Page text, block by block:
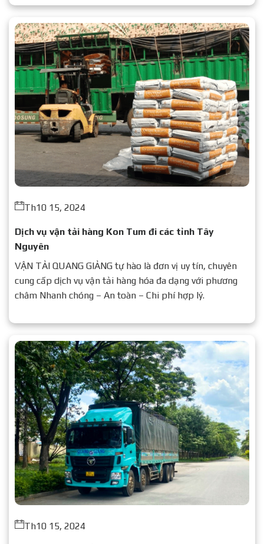
Th10 15, 2024
Dịch vụ vận tải hàng Kon Tum đi các tỉnh Tây
Nguyên
VẬN TẢI QUANG GIẢNG tự hào là đơn vị uy tín, chuyên
cung cấp dịch vụ vận tải hàng hóa đa dạng với phương
châm Nhanh chóng – An toàn – Chi phí hợp lý.
Th10 15, 2024